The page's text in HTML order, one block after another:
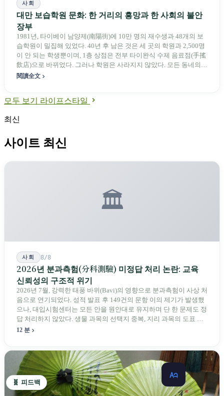
사회
대만 보습학원 문화: 한 거리의 흥망과 한 사회의 불안
장부
1981년, 타이베이 남양제(南陽街)에 10만 명의 재수생과 48개의 보
습학원이 밀집해 있었다. 40년 후 남은 것은 세 곳의 학원과 2,500명
이 안 되는 학생뿐이며, 1층 상점은 전부 타이완식 수제 음료점(手搖
飲店)으로 바뀌었다. 그러나 학원은 사라지지 않았다. 모든 동네의
골목 속으로 이동하여 18,000곳이라는 편의점보다 많은 존재가 되
閱讀全文
모두 보기 라이프스타일
최신
사이트 최신
🏛️
사회 8/8
2026년 분과측험(分科測驗) 미정답 처리 논란: 교육
신뢰성의 구조적 위기
2026년 7월, 강력한 태풍 바위(Bavi)의 영향으로 분과측험이 사상 처
음으로 연기되었다. 성적 발표 후 149건의 문항 이의 제기가 발생했
으나, 대입시험센터는 모든 안을 원안대로 유지하며 단 한 문제도 정
답 처리하지 않았다. 생물 과목의 선택지 중복, 지리 과목의 도표 오
류 등에 대해 당국은 "답안 작성에 영향이 없다"라고만 답했다. 국회
12 분
🧬 피드백